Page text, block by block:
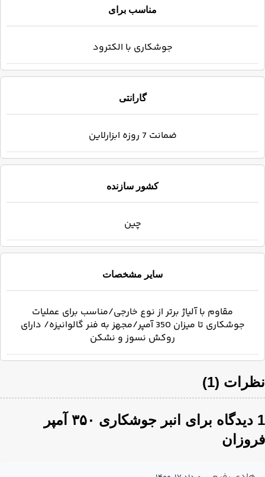
مناسب برای
جوشکاری با الکترود
گارانتی
ضمانت 7 روزه ابزارلاین
کشور سازنده
چین
سایر مشخصات
مقاوم با آلیاژ برتر از نوع خارجی/مناسب برای عملیات
جوشکاری تا میزان 350 آمپر/مجهز به فنر گالوانیزه/ دارای
روکش نسوز و نشکن
نظرات (1)
1 دیدگاه برای
انبر جوشکاری ۳۵۰ آمپر
فروزان